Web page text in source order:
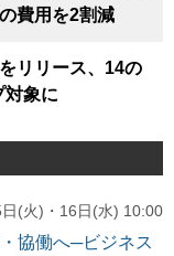
費用を2割減
リリース、14の
対象に
(火)・16日(水) 10:00
協働へ─ビジネス